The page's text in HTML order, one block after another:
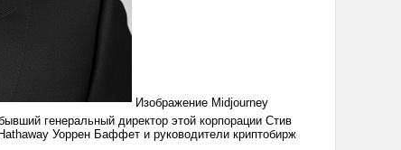
Изображение Midjourney
генеральный директор этой корпорации Стив
Уоррен Баффет и руководители криптобирж